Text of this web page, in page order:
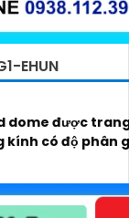
EHUN
dome được
có độ phân